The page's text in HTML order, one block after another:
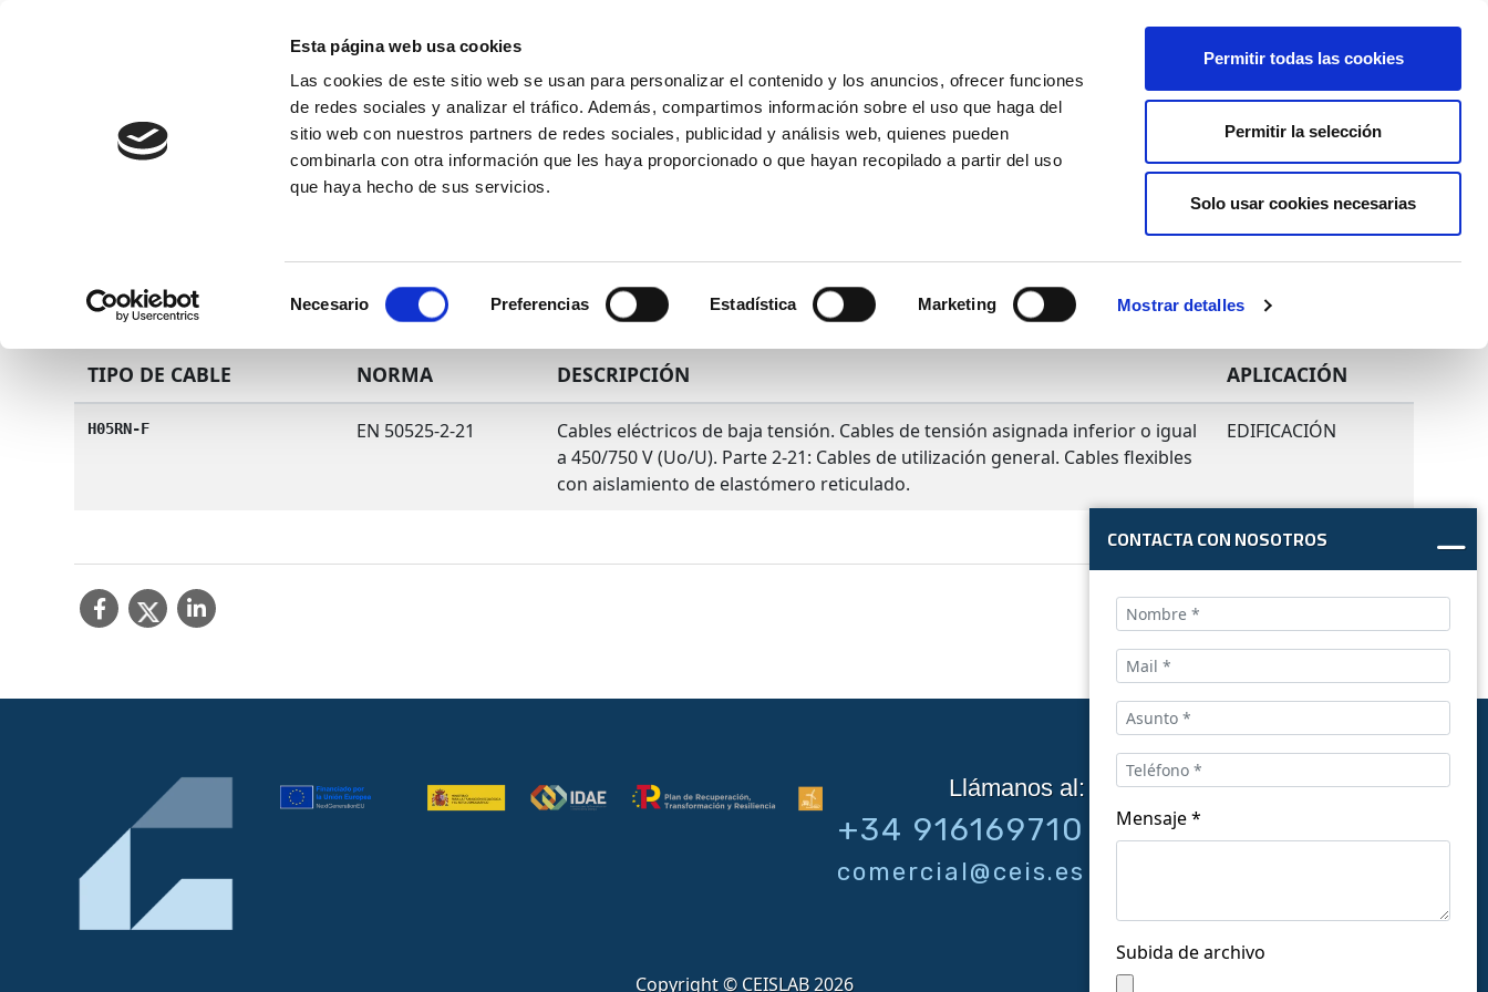
Esta página web usa cookies
Las cookies de este sitio web se usan para personalizar el contenido y los anuncios, ofrecer funciones
de redes sociales y analizar el tráfico. Además, compartimos información sobre el uso que haga del
sitio web con nuestros partners de redes sociales, publicidad y análisis web, quienes pueden
combinarla con otra información que les haya proporcionado o que hayan recopilado a partir del uso
que haya hecho de sus servicios.
Necesario Preferencias Estadística Marketing Mostrar detalles
Permitir todas las cookies
Permitir la selección
Solo usar cookies necesarias
+34 916169710 spanish
Introduce
tu
búsqueda
Botón
Conócenos Ensayos Actualidad
CONTACTA CON NOSOTROS
Mensaje *
Subida de archivo
TIPO DE CABLE NORMA DESCRIPCIÓN APLICACIÓN
H05RN-F EN 50525-2-21
Cables eléctricos de baja tensión. Cables de tensión asignada inferior o igual
a 450/750 V (Uo/U). Parte 2-21: Cables de utilización general. Cables flexibles
con aislamiento de elastómero reticulado.
EDIFICACIÓN
Llámanos al:
+34 916169710
comercial@ceis.es
Síguenos en las redes:
Copyright © CEISLAB 2026